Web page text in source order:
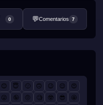
0 💬Comentarios 7
😊 😇 🙂 🙃 😉 😌
😍
😜 🤪 🤨 🧐 🤓 😎
🤩